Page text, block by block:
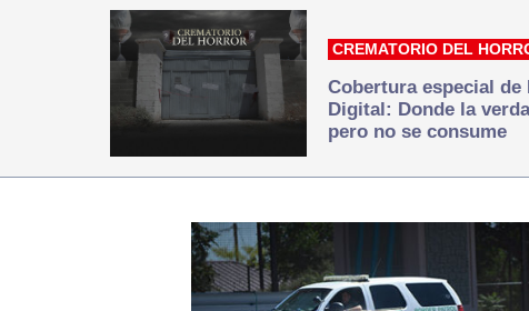
Juárez
hacemos periodismo
CREMATORIO DEL
Cobertura especial de
Digital: Donde la
pero no se consume